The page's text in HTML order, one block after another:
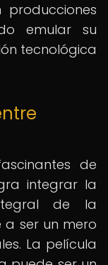
emular su
tecnológica
de
integrar la
de la
a ser un mero
La película